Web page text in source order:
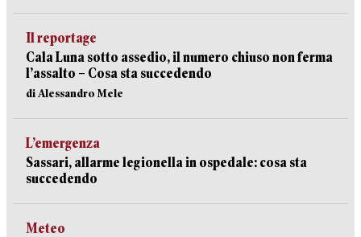
Il reportage
Cala Luna sotto assedio, il numero chiuso non ferma
l’assalto – Cosa sta succedendo
di Alessandro Mele
L’emergenza
Sassari, allarme legionella in ospedale: cosa sta
succedendo
Meteo